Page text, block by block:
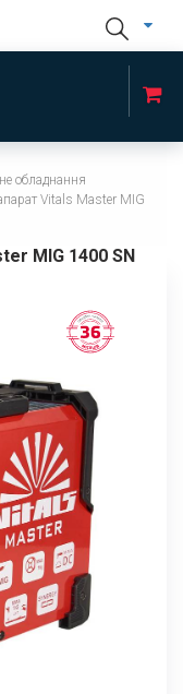
обладнання
Vitals Master MIG
MIG 1400 SN